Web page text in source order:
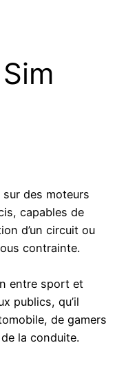
des moteurs
capables de
d’un circuit ou
contrainte.
entre sport et
publics, qu’il
de gamers
la conduite.